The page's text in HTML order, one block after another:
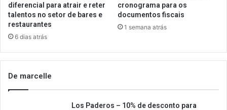
diferencial para atrair e reter
talentos no setor de bares e
restaurantes
6 dias atrás
cronograma para os
documentos fiscais
1 semana atrás
De marcelle
Los Paderos – 10% de desconto para